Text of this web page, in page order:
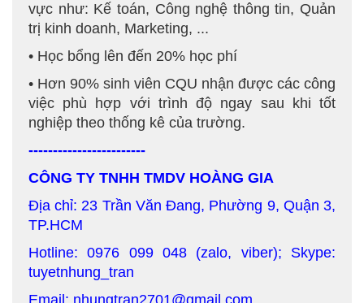
vực như: Kế toán, Công nghệ thông tin, Quản
trị kinh doanh, Marketing, ...
• Học bổng lên đến 20% học phí
• Hơn 90% sinh viên CQU nhận được các công
việc phù hợp với trình độ ngay sau khi tốt
nghiệp theo thống kê của trường.
------------------------
CÔNG TY TNHH TMDV HOÀNG GIA
Địa chỉ: 23 Trần Văn Đang, Phường 9, Quận 3,
TP.HCM
Hotline: 0976 099 048 (zalo, viber); Skype:
tuyetnhung_tran
Email: nhungtran2701@gmail.com